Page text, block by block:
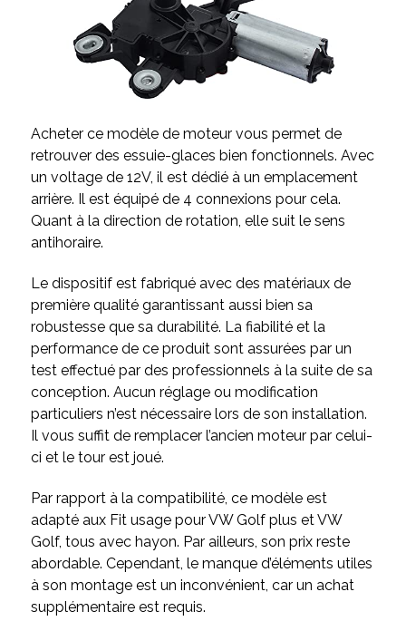
Acheter ce modèle de moteur vous permet de
retrouver des essuie-glaces bien fonctionnels. Avec
un voltage de 12V, il est dédié à un emplacement
arrière. Il est équipé de 4 connexions pour cela.
Quant à la direction de rotation, elle suit le sens
antihoraire.
Le dispositif est fabriqué avec des matériaux de
première qualité garantissant aussi bien sa
robustesse que sa durabilité. La fiabilité et la
performance de ce produit sont assurées par un
test effectué par des professionnels à la suite de sa
conception. Aucun réglage ou modification
particuliers n’est nécessaire lors de son installation.
Il vous suffit de remplacer l’ancien moteur par celui-
ci et le tour est joué.
Par rapport à la compatibilité, ce modèle est
adapté aux Fit usage pour VW Golf plus et VW
Golf, tous avec hayon. Par ailleurs, son prix reste
abordable. Cependant, le manque d’éléments utiles
à son montage est un inconvénient, car un achat
supplémentaire est requis.